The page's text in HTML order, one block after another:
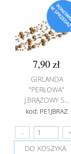
7,90 zł
GIRLANDA
"PERŁOWA"
J.BRĄZOWY 5...
kod: PE1JBRAZ
DO KOSZYKA